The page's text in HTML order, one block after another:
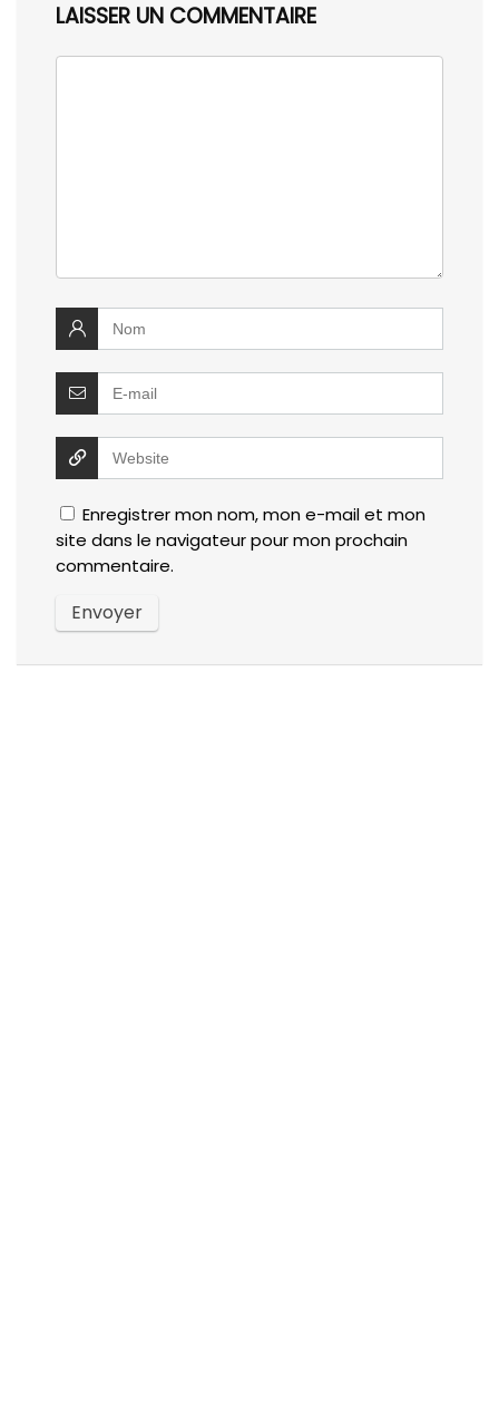
LAISSER UN COMMENTAIRE
Enregistrer mon nom, mon e-mail et mon
site dans le navigateur pour mon prochain
commentaire.